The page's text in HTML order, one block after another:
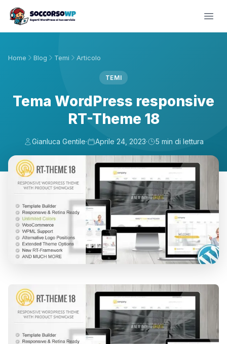
Home Blog Temi Articolo
TEMI
Tema WordPress responsive
RT-Theme 18
Gianluca Gentile· Aprile 24, 2023· 5 min di lettura